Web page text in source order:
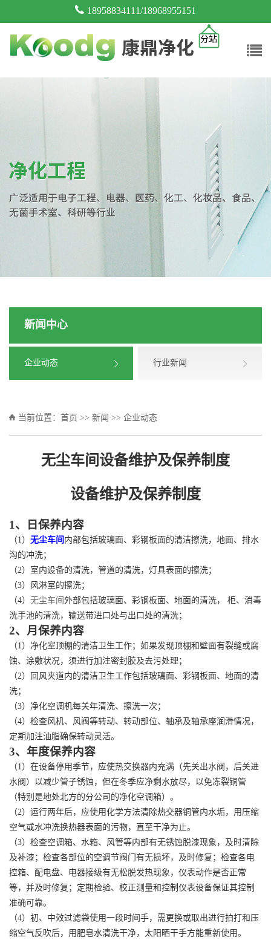
18958834111/18968955151
分站
新闻中心
企业动态 行业新闻
当前位置： 首页 >> 新闻 >> 企业动态
无尘车间设备维护及保养制度
设备维护及保养制度
1、日保养内容
（1） 无尘车间 内部包括玻璃面、彩钢板面的清洁擦洗，地面、排水
沟的冲洗；
（2）室内设备的清洗，管道的清洗，灯具表面的擦洗；
（3）风淋室的擦洗；
（4） 无尘车间 外部包括玻璃面、彩钢板面、地面的清洗， 柜、消毒
洗手池的清洗，输送带进口处与出口处的清洗；
2、月保养内容
（1）净化室顶棚的清洁卫生工作；如果发现顶棚和壁面有裂缝或腐
蚀、涂敷状况，须进行加注密封胶及去污处理；
（2）回风夹道内的清洁卫生工作包括玻璃面、彩钢板面、地面的清
洗；
（3）净化空调机每关年清洗、擦洗一次；
（4）检查风机、风阀等转动、转动部位、轴承及轴承座润滑情况，
定期加注油脂确保转动灵活。
3、年度保养内容
（1）在设备停用季节，应使热交换器内充满（先关出水阀，后关进
水阀）以减少管子锈蚀，但在冬季应净剩水放尽，以免冻裂铜管
（特别是地处北方的分公司的净化空调箱）。
（2）运行两年后，应使用化学方法清除热交器铜管内水垢，用压缩
空气或水冲洗换热器表面的污物，直至干净为止。
（3）检查空调箱、水箱、风管等内部有无锈蚀脱漆现象，及时清除
及补漆；检查各部位的空调节阀门有无损坏，及时修复；检查各电
控箱、配电盘、电器接级有无松脱发热现象，仪表动作是否正常
等，并及时修复；定期检验、校正测量和控制仪表设备保证其控制
准确可靠。
（4）初、中效过滤袋使用一段时间手，需更换或取出进行拍打和压
缩空气反吹后，用肥皂水清洗干净，太阳晒干手方能重新使用。